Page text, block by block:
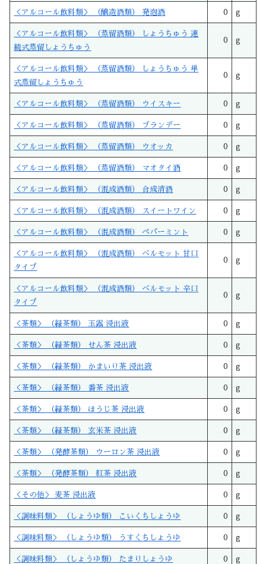
＜アルコール飲料類＞ （醸造酒類） 発泡酒 0 g
＜アルコール飲料類＞ （蒸留酒類） しょうちゅう 連
続式蒸留しょうちゅう
0 g
＜アルコール飲料類＞ （蒸留酒類） しょうちゅう 単
式蒸留しょうちゅう
0 g
＜アルコール飲料類＞ （蒸留酒類） ウイスキー 0 g
＜アルコール飲料類＞ （蒸留酒類） ブランデー 0 g
＜アルコール飲料類＞ （蒸留酒類） ウオッカ 0 g
＜アルコール飲料類＞ （蒸留酒類） マオタイ酒 0 g
＜アルコール飲料類＞ （混成酒類） 合成清酒 0 g
＜アルコール飲料類＞ （混成酒類） スイートワイン 0 g
＜アルコール飲料類＞ （混成酒類） ペパーミント 0 g
＜アルコール飲料類＞ （混成酒類） ベルモット 甘口
タイプ
0 g
＜アルコール飲料類＞ （混成酒類） ベルモット 辛口
タイプ
0 g
＜茶類＞ （緑茶類） 玉露 浸出液 0 g
＜茶類＞ （緑茶類） せん茶 浸出液 0 g
＜茶類＞ （緑茶類） かまいり茶 浸出液 0 g
＜茶類＞ （緑茶類） 番茶 浸出液 0 g
＜茶類＞ （緑茶類） ほうじ茶 浸出液 0 g
＜茶類＞ （緑茶類） 玄米茶 浸出液 0 g
＜茶類＞ （発酵茶類） ウーロン茶 浸出液 0 g
＜茶類＞ （発酵茶類） 紅茶 浸出液 0 g
＜その他＞ 麦茶 浸出液 0 g
＜調味料類＞ （しょうゆ類） こいくちしょうゆ 0 g
＜調味料類＞ （しょうゆ類） うすくちしょうゆ 0 g
＜調味料類＞ （しょうゆ類） たまりしょうゆ 0 g